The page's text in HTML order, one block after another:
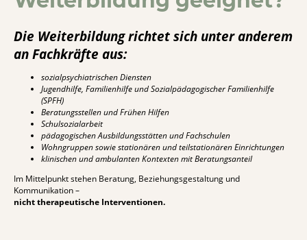
Die Weiterbildung richtet sich unter anderem
an Fachkräfte aus:
sozialpsychiatrischen Diensten
Jugendhilfe, Familienhilfe und Sozialpädagogischer Familienhilfe
(SPFH)
Beratungsstellen und Frühen Hilfen
Schulsozialarbeit
pädagogischen Ausbildungsstätten und Fachschulen
Wohngruppen sowie stationären und teilstationären Einrichtungen
klinischen und ambulanten Kontexten mit Beratungsanteil
Im Mittelpunkt stehen Beratung, Beziehungsgestaltung und
Kommunikation –
nicht therapeutische Interventionen.